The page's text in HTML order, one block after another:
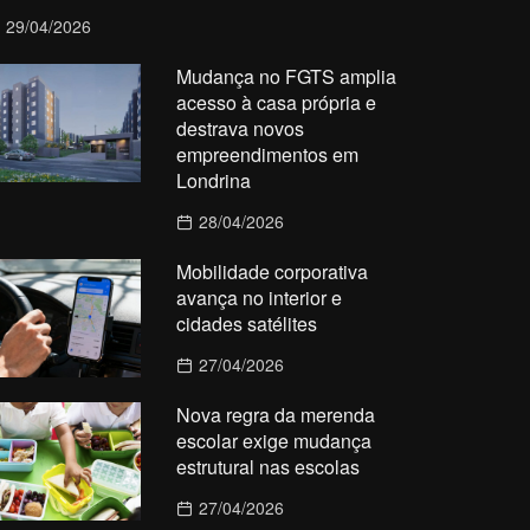
29/04/2026
Mudança no FGTS amplia
acesso à casa própria e
destrava novos
empreendimentos em
Londrina
28/04/2026
Mobilidade corporativa
avança no interior e
cidades satélites
27/04/2026
Nova regra da merenda
escolar exige mudança
estrutural nas escolas
27/04/2026